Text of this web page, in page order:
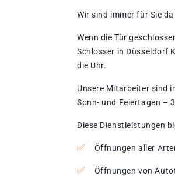
Wir sind immer für Sie
Wenn die Tür
Schlosser in Düsseldorf
die Uhr.
Unsere Mitarbeiter sind
Sonn- und Feiertagen –
Diese Dienstleistungen
Öffnungen aller
Öffnungen von